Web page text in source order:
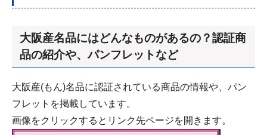
大阪産名品にはどんなものがあるの？認証商
品の紹介や、パンフレットなど
大阪産(もん)名品に認証されている商品の情報や、パン
フレットを掲載しています。
画像をクリックするとリンク先ページを開きます。